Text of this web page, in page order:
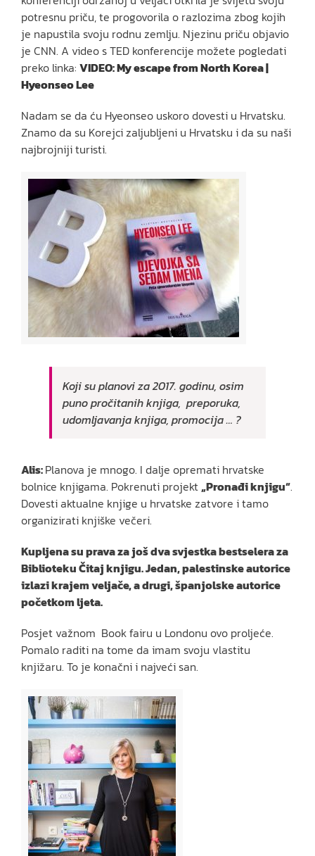
potresnu priču, te progovorila o razlozima zbog kojih
je napustila svoju rodnu zemlju. Njezinu priču objavio
je CNN. A video s TED konferencije možete pogledati
preko linka: VIDEO: My escape from North Korea |
Hyeonseo Lee
Nadam se da ću Hyeonseo uskoro dovesti u Hrvatsku.
Znamo da su Korejci zaljubljeni u Hrvatsku i da su naši
najbrojniji turisti.
Koji su planovi za 2017. godinu, osim
puno pročitanih knjiga, preporuka,
udomljavanja knjiga, promocija … ?
Alis:Planova je mnogo. I dalje opremati hrvatske
bolnice knjigama. Pokrenuti projekt„Pronađi knjigu“.
Dovesti aktualne knjige u hrvatske zatvore i tamo
organizirati knjiške večeri.
Kupljena su prava za još dva svjestka bestselera za
Biblioteku Čitaj knjigu. Jedan, palestinske autorice
izlazi krajem veljače, a drugi, španjolske autorice
početkom ljeta.
Posjet važnom Book fairu u Londonu ovo proljeće.
Pomalo raditi na tome da imam svoju vlastitu
knjižaru. To je konačni i najveći san.